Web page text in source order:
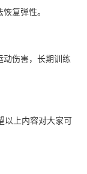
复弹性。
伤害，长期训练
上内容对大家可